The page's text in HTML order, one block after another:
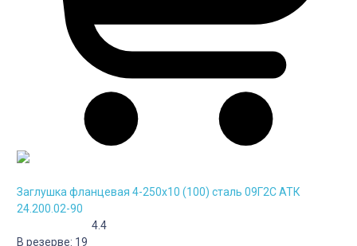
Заглушка фланцевая 4-250х10 (100) сталь 09Г2С АТК
24.200.02-90
4.4
В резерве: 19